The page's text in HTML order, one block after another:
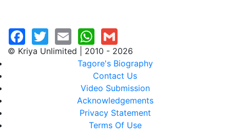
© Kriya Unlimited | 2010 - 2026
Tagore's Biography
Contact Us
Video Submission
Acknowledgements
Privacy Statement
Terms Of Use